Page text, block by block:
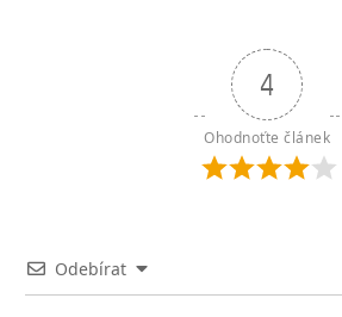
4
Ohodnoťte článek
Odebírat